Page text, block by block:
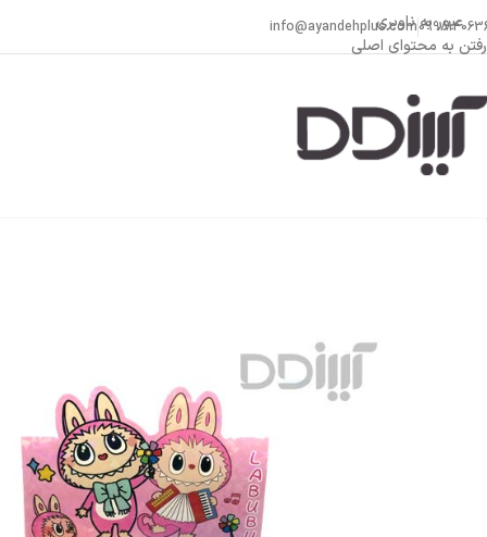
عبور به ناوبری
رفتن به محتوای اصلی
info@ayandehplus.com